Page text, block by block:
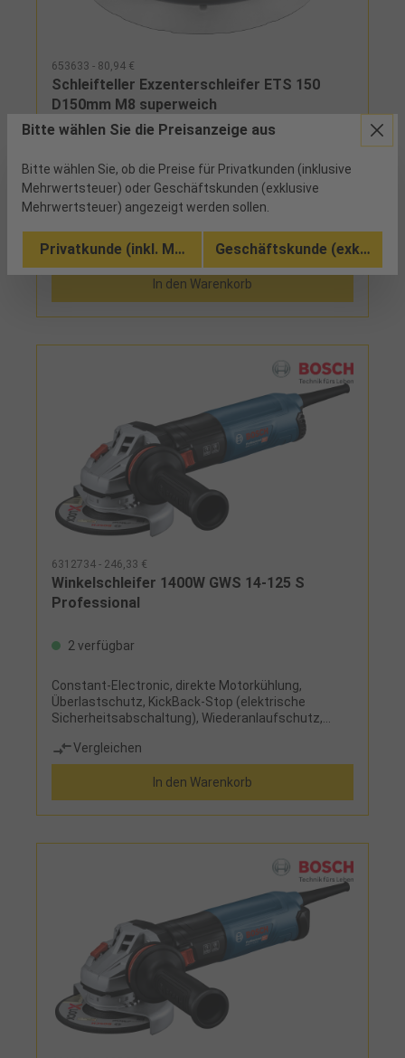
653633 - 80,94 €
Schleifteller Exzenterschleifer ETS 150
D150mm M8 superweich
Vergleichen
In den Warenkorb
6312734 - 246,33 €
Winkelschleifer 1400W GWS 14-125 S
Professional
2 verfügbar
Constant-Electronic, direkte Motorkühlung,
Überlastschutz, KickBack-Stop (elektrische
Sicherheitsabschaltung), Wiederanlaufschutz,
Handgriff, Sanftanlauf, Getriebekopf in 90°-
Schritten drehbar, Handgriff links und rechts
einsetzbar, großer Spindelarretierungsknopf zum
einfachen und schnellen Wechsel des
EinsatzwerkzeugesLieferumfang:Aufnahmeflansc
Spannmutter, Zweilochschlüssel und Handgriff
Vergleichen
In den Warenkorb
Bitte wählen Sie die Preisanzeige aus
Bitte wählen Sie, ob die Preise für Privatkunden (inklusive
Mehrwertsteuer) oder Geschäftskunden (exklusive
Mehrwertsteuer) angezeigt werden sollen.
Privatkunde (inkl. MwSt.) Geschäftskunde (exkl.